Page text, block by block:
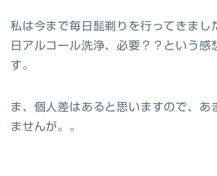
私は今まで毎日髭剃りを行ってきまし
日アルコール洗浄、必要？？ という感
す。
ま、個人差はあると思いますので、あ
ませんが。。